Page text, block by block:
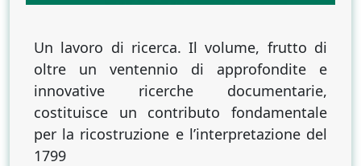
Un lavoro di ricerca. Il volume, frutto di
oltre un ventennio di approfondite e
innovative ricerche documentarie,
costituisce un contributo fondamentale
per la ricostruzione e l’interpretazione del
1799